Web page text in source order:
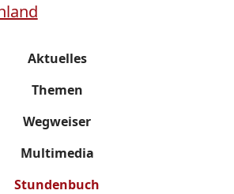
Aktuelles
Themen
Wegweiser
Multimedia
Stundenbuch